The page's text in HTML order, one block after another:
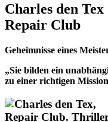
Charles den Tex
Repair Club
Geheimnisse eines
„Sie bilden ein
zu einer richtigen